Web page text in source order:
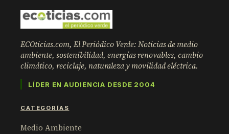
ECOticias.com, El Periódico Verde: Noticias de medio
ambiente, sostenibilidad, energías renovables, cambio
climático, reciclaje, naturaleza y movilidad eléctrica.
LÍDER EN AUDIENCIA DESDE 2004
CATEGORÍAS
Medio Ambiente